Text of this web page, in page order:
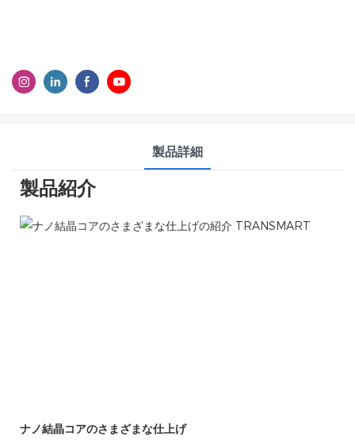
製品詳細
製品紹介
ナノ結晶コアのさまざまな仕上げ